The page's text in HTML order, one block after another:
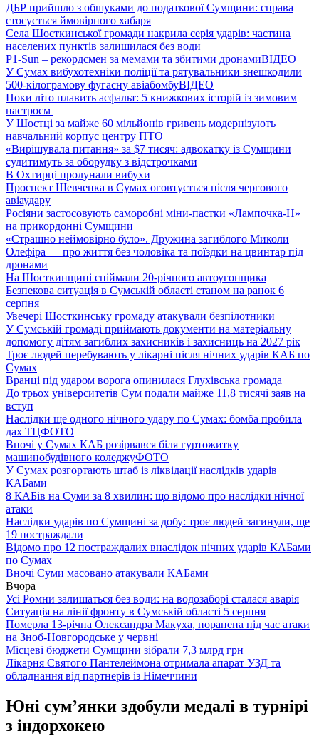
ДБР прийшло з обшуками до податкової Сумщини: справа
стосується ймовірного хабаря
Села Шосткинської громади накрила серія ударів: частина
населених пунктів залишилася без води
P1-Sun – рекордсмен за мемами та збитими дронамиВІДЕО
У Сумах вибухотехніки поліції та рятувальники знешкодили
500-кілограмову фугасну авіабомбуВІДЕО
Поки літо плавить асфальт: 5 книжкових історій із зимовим
настроєм
У Шостці за майже 60 мільйонів гривень модернізують
навчальний корпус центру ПТО
«Вирішувала питання» за $7 тисяч: адвокатку із Сумщини
судитимуть за оборудку з відстрочками
В Охтирці пролунали вибухи
Проспект Шевченка в Сумах оговтується після чергового
авіаудару
Росіяни застосовують саморобні міни-пастки «Лампочка-Н»
на прикордонні Сумщини
«Страшно неймовірно було». Дружина загиблого Миколи
Олефіра — про життя без чоловіка та поїздки на цвинтар під
дронами
На Шосткинщині спіймали 20-річного автоугонщика
Безпекова ситуація в Сумській області станом на ранок 6
серпня
Увечері Шосткинську громаду атакували безпілотники
У Сумській громаді приймають документи на матеріальну
допомогу дітям загиблих захисників і захисниць на 2027 рік
Троє людей перебувають у лікарні після нічних ударів КАБ по
Сумах
Вранці під ударом ворога опинилася Глухівська громада
До трьох університетів Сум подали майже 11,8 тисячі заяв на
вступ
Наслідки ще одного нічного удару по Сумах: бомба пробила
дах ТЦФОТО
Вночі у Сумах КАБ розірвався біля гуртожитку
машинобудівного коледжуФОТО
У Сумах розгортають штаб із ліквідації наслідків ударів
КАБами
8 КАБів на Суми за 8 хвилин: що відомо про наслідки нічної
атаки
Наслідки ударів по Сумщині за добу: троє людей загинули, ще
19 постраждали
Відомо про 12 постраждалих внаслідок нічних ударів КАБами
по Сумах
Вночі Суми масовано атакували КАБами
Вчора
Усі Ромни залишаться без води: на водозаборі сталася аварія
Ситуація на лінії фронту в Сумській області 5 серпня
Померла 13-річна Олександра Макуха, поранена під час атаки
на Зноб-Новгородське у червні
Місцеві бюджети Сумщини зібрали 7,3 млрд грн
Лікарня Святого Пантелеймона отримала апарат УЗД та
обладнання від партнерів із Німеччини
Юні сум’янки здобули медалі в турнірі
з індорхокею